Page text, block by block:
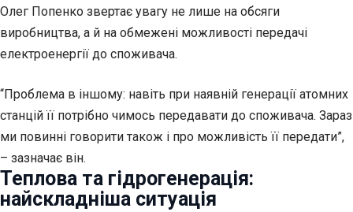
Олег Попенко звертає увагу не лише на обсяги
виробництва, а й на обмежені можливості передачі
електроенергії до споживача.
“Проблема в іншому: навіть при наявній генерації атомних
станцій її потрібно чимось передавати до споживача. Зараз
ми повинні говорити також і про можливість її передати”,
– зазначає він.
Теплова та гідрогенерація:
найскладніша ситуація